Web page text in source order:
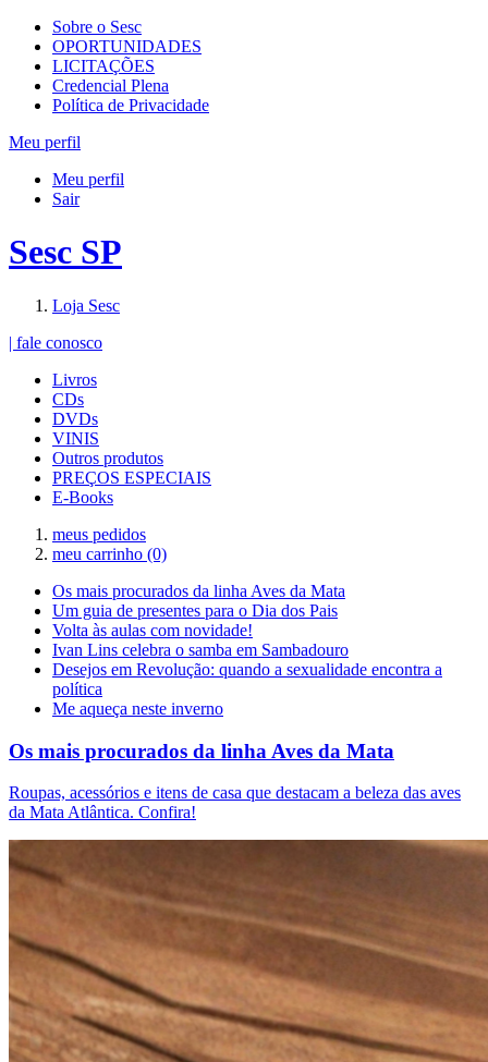
Sobre o Sesc
OPORTUNIDADES
LICITAÇÕES
Credencial Plena
Política de Privacidade
Meu perfil
Meu perfil
Sair
Sesc SP
Loja Sesc
| fale conosco
Livros
CDs
DVDs
VINIS
Outros produtos
PREÇOS ESPECIAIS
E-Books
meus pedidos
meu carrinho (0)
Os mais procurados da linha Aves da Mata
Um guia de presentes para o Dia dos Pais
Volta às aulas com novidade!
Ivan Lins celebra o samba em Sambadouro
Desejos em Revolução: quando a sexualidade encontra a
política
Me aqueça neste inverno
Os mais procurados da linha Aves da Mata
Roupas, acessórios e itens de casa que destacam a beleza das aves
da Mata Atlântica. Confira!